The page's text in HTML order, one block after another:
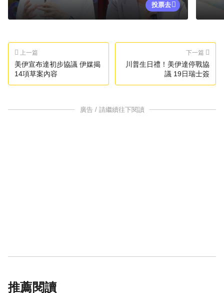
投票去
上一篇
美伊宣布達初步協議 伊媒揭
14項草案內容
下一篇
川普生日禮！美伊達停戰協
議 19日瑞士簽
廣告 / 請繼續往下閱讀
推薦閱讀